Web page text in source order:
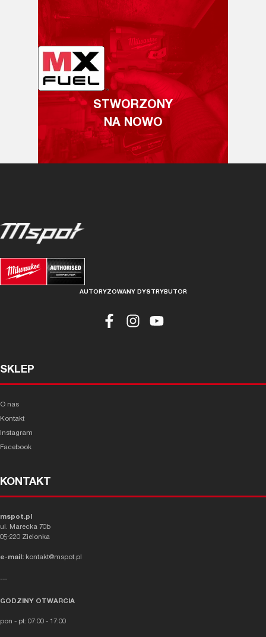
STWORZONY
NA NOWO
AUTORYZOWANY DYSTRYBUTOR
SKLEP
O nas
Kontakt
Instagram
Facebook
KONTAKT
mspot.pl
ul. Marecka 70b
05-220 Zielonka
e-mail: kontakt@mspot.pl
---
GODZINY OTWARCIA
pon - pt: 07:00 - 17:00